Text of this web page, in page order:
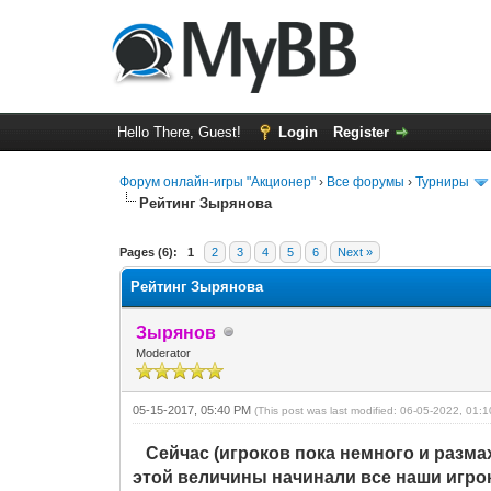
Hello There, Guest! Login Register
Форум онлайн-игры "Акционер" › Все форумы ›Турниры
Рейтинг Зырянова
Pages (6): 1 2 3 4 5 6 Next »
1 Vote(s) - 5 Average
1
2
3
4
5
Рейтинг Зырянова
Зырянов
Moderator
05-15-2017, 05:40 PM(This post was last modified: 06-05-2022,
Сейчас (игроков пока немного и
этой величины начинали все наши